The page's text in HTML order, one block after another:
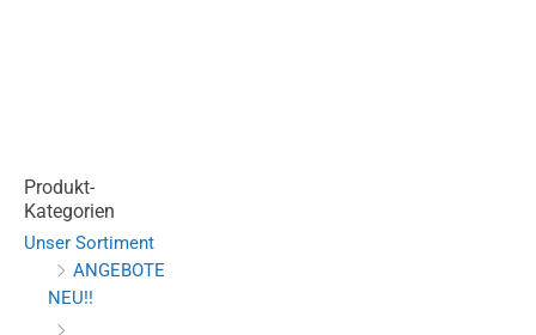
Produkt-
Kategorien
Unser Sortiment
ANGEBOTE
NEU!!